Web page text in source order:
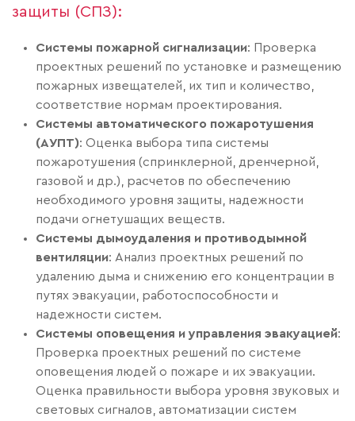
защиты (СПЗ):
Системы пожарной сигнализации: Проверка
проектных решений по установке и размещению
пожарных извещателей, их тип и количество,
соответствие нормам проектирования.
Системы автоматического пожаротушения
(АУПТ): Оценка выбора типа системы
пожаротушения (спринклерной, дренчерной,
газовой и др.), расчетов по обеспечению
необходимого уровня защиты, надежности
подачи огнетушащих веществ.
Системы дымоудаления и противодымной
вентиляции: Анализ проектных решений по
удалению дыма и снижению его концентрации в
путях эвакуации, работоспособности и
надежности систем.
Системы оповещения и управления эвакуацией:
Проверка проектных решений по системе
оповещения людей о пожаре и их эвакуации.
Оценка правильности выбора уровня звуковых и
световых сигналов, автоматизации систем